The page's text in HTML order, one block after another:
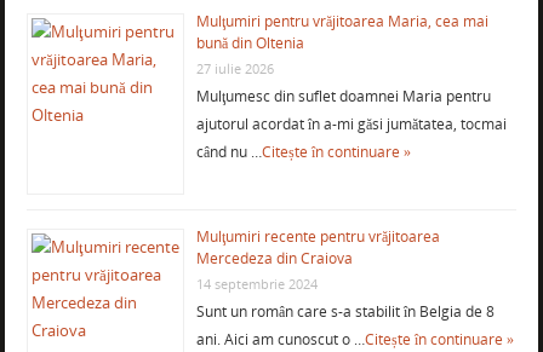
Mulţumiri pentru vrăjitoarea Maria, cea mai
bună din Oltenia
27 iulie 2026
Mulţumesc din suflet doamnei Maria pentru
ajutorul acordat în a-mi găsi jumătatea, tocmai
când nu …Citește în continuare »
Mulţumiri recente pentru vrăjitoarea
Mercedeza din Craiova
14 septembrie 2024
Sunt un român care s-a stabilit în Belgia de 8
ani. Aici am cunoscut o …Citește în continuare »